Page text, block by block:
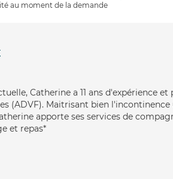
au moment de la demande
Catherine a 11 ans d'expérience
(ADVF). Maitrisant bien
apporte ses services de
et repas*